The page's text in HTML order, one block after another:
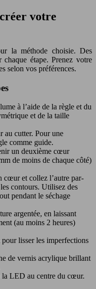
votre
la méthode choisie. Des
étape. Prenez votre
selon vos préférences.
à l’aide de la règle et du
et de la taille
au cutter. Pour une
comme guide.
un deuxième cœur
de moins de chaque côté)
cœur et collez l’autre par-
contours. Utilisez des
pendant le séchage
argentée, en laissant
(au moins 2 heures)
lisser les imperfections
de vernis acrylique brillant
la LED au centre du cœur.